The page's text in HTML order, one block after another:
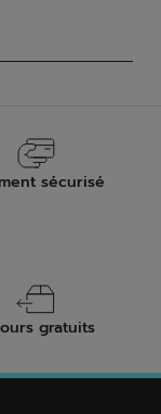
sécurisé
gratuits